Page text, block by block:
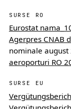
SURSE RO
Eurostat
Agerpres CNAB
nominale august
aeroporturi RO
SURSE EU